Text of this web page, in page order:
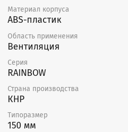
Материал корпуса
ABS-пластик
Область применения
Вентиляция
Серия
RAINBOW
Страна производства
КНР
Типоразмер
150 мм